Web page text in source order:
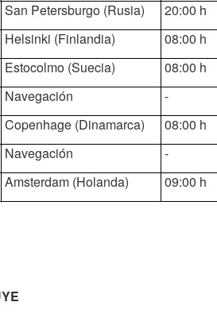
San Petersburgo (Rusia)
20:00 h
Helsinki (Finlandia)
08:00 h
Estocolmo (Suecia)
08:00 h
Navegación
-
Copenhage (Dinamarca)
08:00 h
Navegación
-
Amsterdam (Holanda) 09:00 h